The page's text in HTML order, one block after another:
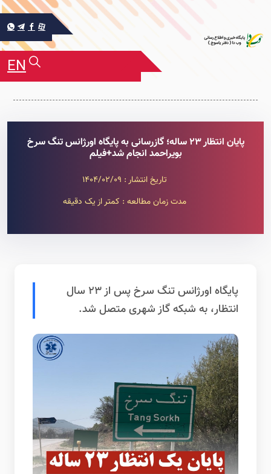
EN
پایان انتظار ۲۳ ساله؛ گازرسانی به پایگاه اورژانس تنگ سرخ
بویراحمد انجام شد+فیلم
تاریخ انتشار : 1404/02/09
مدت زمان مطالعه : کمتر از یک دقیقه
پایگاه اورژانس تنگ سرخ پس از ۲۳ سال
انتظار، به شبکه گاز شهری متصل شد.